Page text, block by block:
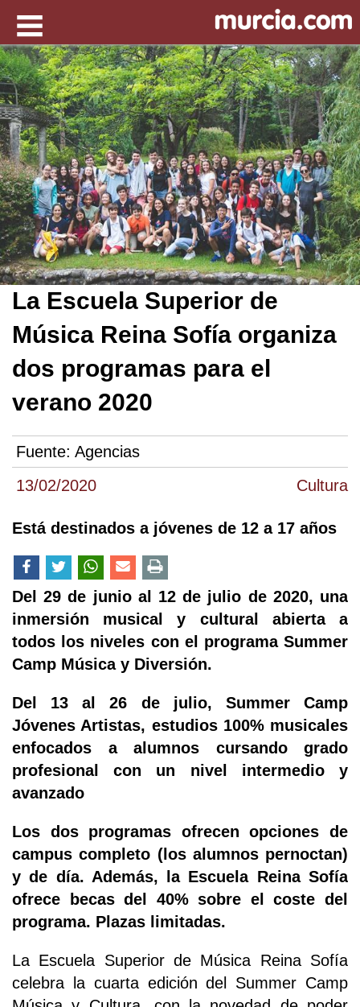
13/02/2020 Cultura
La Escuela Superior de
Música Reina Sofía organiza
dos programas para el
verano 2020
Fuente: Agencias
Está destinados a jóvenes de 12 a 17 años
Del 29 de junio al 12 de julio de 2020, una
inmersión musical y cultural abierta a
todos los niveles con el programa Summer
Camp Música y Diversión.
Del 13 al 26 de julio, Summer Camp
Jóvenes Artistas, estudios 100% musicales
enfocados a alumnos cursando grado
profesional con un nivel intermedio y
avanzado
Los dos programas ofrecen opciones de
campus completo (los alumnos pernoctan)
y de día. Además, la Escuela Reina Sofía
ofrece becas del 40% sobre el coste del
programa. Plazas limitadas.
La Escuela Superior de Música Reina Sofía
celebra la cuarta edición del Summer Camp